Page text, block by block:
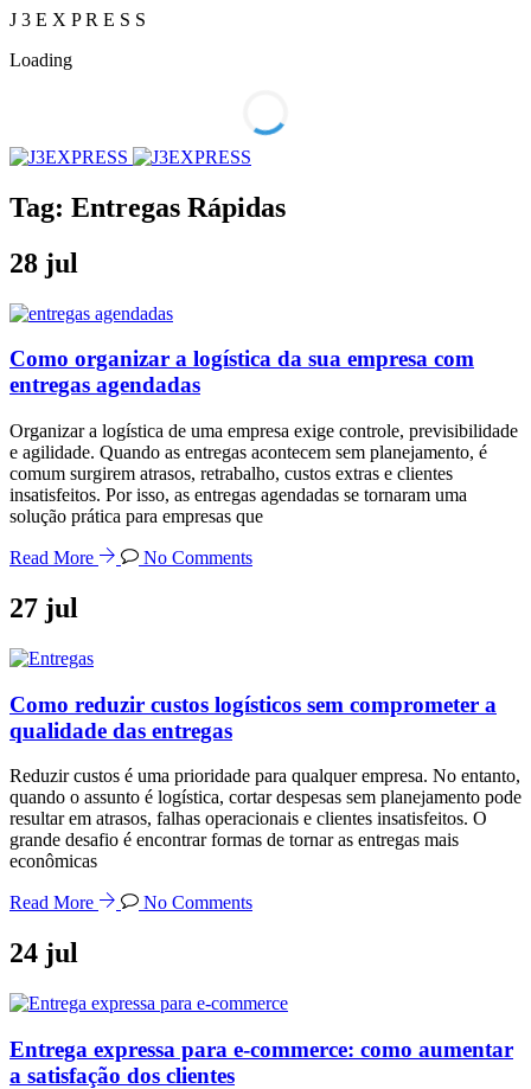
J 3 E X PR E S S
Loading
Tag: Entregas Rápidas
28 jul
Como organizar a logística da sua empresa com
entregas agendadas
Organizar a logística de uma empresa exige controle, previsibilidade
e agilidade. Quando as entregas acontecem sem planejamento, é
comum surgirem atrasos, retrabalho, custos extras e clientes
insatisfeitos. Por isso, as entregas agendadas se tornaram uma
solução prática para empresas que
Read More No Comments
27 jul
Como reduzir custos logísticos sem comprometer a
qualidade das entregas
Reduzir custos é uma prioridade para qualquer empresa. No entanto,
quando o assunto é logística, cortar despesas sem planejamento pode
resultar em atrasos, falhas operacionais e clientes insatisfeitos. O
grande desafio é encontrar formas de tornar as entregas mais
econômicas
Read More No Comments
24 jul
Entrega expressa para e-commerce: como aumentar
a satisfação dos clientes